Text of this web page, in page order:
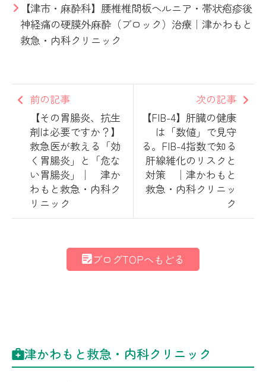
【津市・麻酔科】腰椎椎間板ヘルニア・帯状疱疹後
神経痛の硬膜外麻酔（ブロック）治療｜津かわもと
救急・内科クリニック
前の記事
【その胃腸炎、抗生
剤は必要ですか？】
救急医が教える「効
く胃腸炎」と「危な
い胃腸炎」│ 津か
わもと救急・内科ク
リニック
次の記事
【FIB-4】肝臓の健康
は「数値」で見守
る。FIB-4指数で知る
肝線維化のリスクと
対策 │津かわもと
救急・内科クリニッ
ク
ブログTOPへもどる
津かわもと救急・内科クリニック